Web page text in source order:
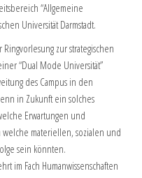
“Allgemeine
Universität Darmstadt.
zur strategischen
“Dual Mode Universität”
des Campus in den
in Zukunft ein solches
Erwartungen und
materiellen, sozialen und
sein könnten.
im Fach Humanwissenschaften